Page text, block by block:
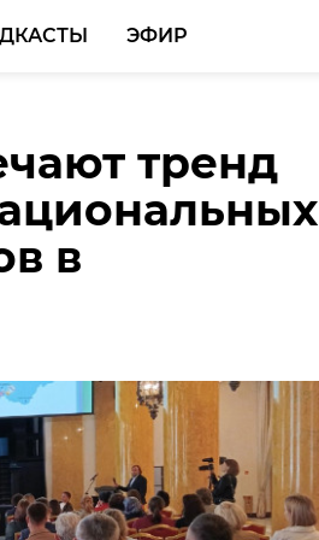
ЭФИР
тренд
в
19 мая: Во
и грозы